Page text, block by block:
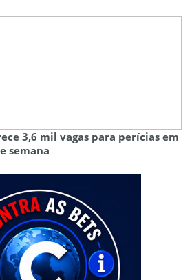
3,6 mil vagas para perícias em
semana